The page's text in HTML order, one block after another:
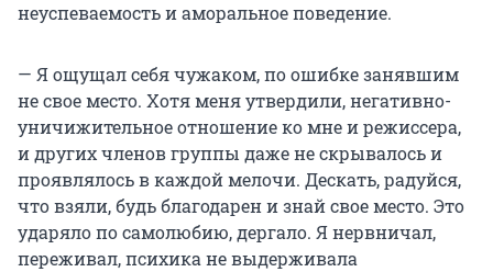
неуспеваемость и аморальное поведение.
— Я ощущал себя чужаком, по ошибке занявшим
не свое место. Хотя меня утвердили, негативно-
уничижительное отношение ко мне и режиссера,
и других членов группы даже не скрывалось и
проявлялось в каждой мелочи. Дескать, радуйся,
что взяли, будь благодарен и знай свое место. Это
ударяло по самолюбию, дергало. Я нервничал,
переживал, психика не выдерживала